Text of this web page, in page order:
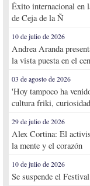
Éxito internacional en
de Ceja de la Ñ
10 de julio de 2026
Andrea Aranda
la vista puesta en el
03 de agosto de 2026
'Hoy tampoco ha
cultura friki,
29 de julio de 2026
Alex Cortina: El
la mente y el corazón
10 de julio de 2026
Se suspende el